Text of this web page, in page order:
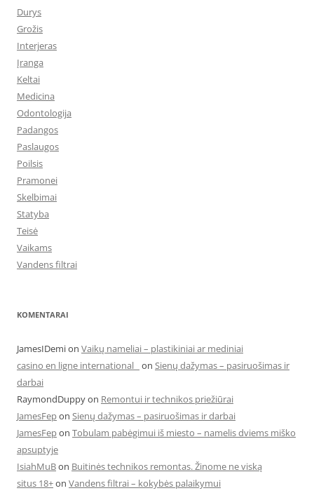
Durys
Grožis
Interjeras
Įranga
Keltai
Medicina
Odontologija
Padangos
Paslaugos
Poilsis
Pramonei
Skelbimai
Statyba
Teisė
Vaikams
Vandens filtrai
KOMENTARAI
JamesIDemion Vaikų nameliai – plastikiniai ar mediniai
casino en ligne international
on Sienų dažymas – pasiruošimas ir
darbai
RaymondDuppyon Remontui ir technikos priežiūrai
JamesFepon Sienų dažymas – pasiruošimas ir darbai
JamesFepon Tobulam pabėgimui iš miesto – namelis dviems miško
apsuptyje
IsiahMuBon Buitinės technikos remontas. Žinome ne viską
situs 18+on Vandens filtrai – kokybės palaikymui